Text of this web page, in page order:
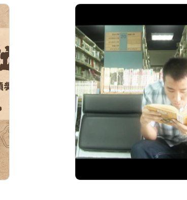
國立臺中圖書館形象短
片-數位資源篇
分級: 普遍級
片長: 1 min
發音: 華語
導演: 國立台中圖書館